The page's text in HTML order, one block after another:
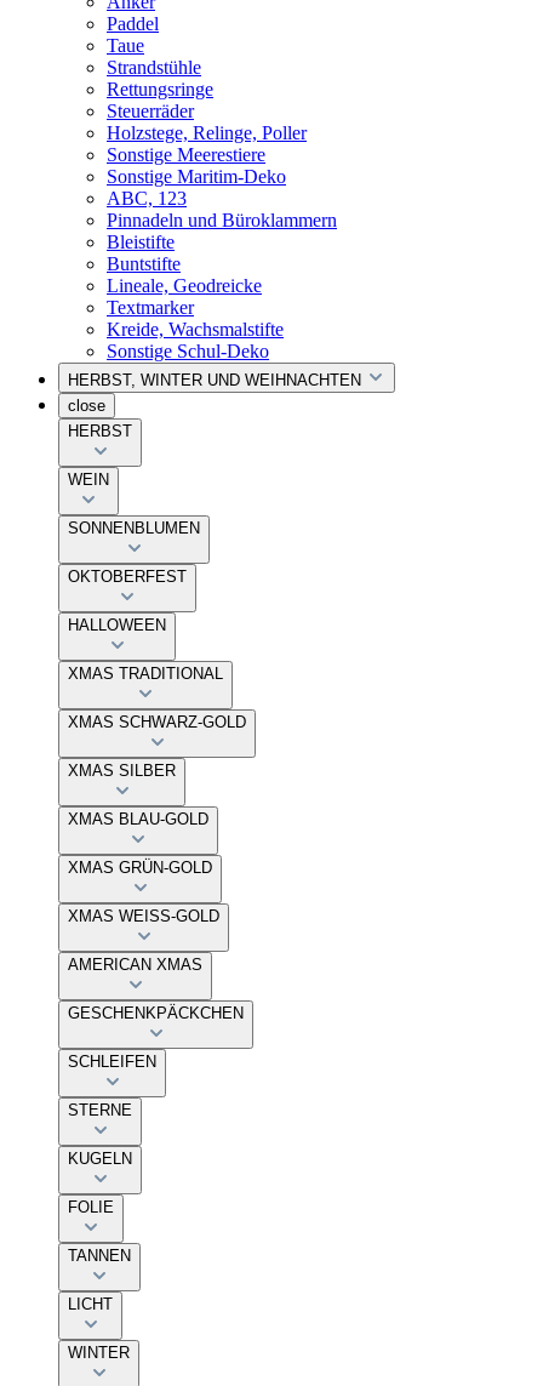
Paddel
Taue
Strandstühle
Rettungsringe
Steuerräder
Holzstege, Relinge, Poller
Sonstige Meerestiere
Sonstige Maritim-Deko
ABC, 123
Pinnadeln und Büroklammern
Bleistifte
Buntstifte
Lineale, Geodreicke
Textmarker
Kreide, Wachsmalstifte
Sonstige Schul-Deko
HERBST, WINTER UND WEIHNACHTEN
close
HERBST
WEIN
SONNENBLUMEN
OKTOBERFEST
HALLOWEEN
XMAS TRADITIONAL
XMAS SCHWARZ-GOLD
XMAS SILBER
XMAS BLAU-GOLD
XMAS GRÜN-GOLD
XMAS WEISS-GOLD
AMERICAN XMAS
GESCHENKPÄCKCHEN
SCHLEIFEN
STERNE
KUGELN
FOLIE
TANNEN
LICHT
WINTER